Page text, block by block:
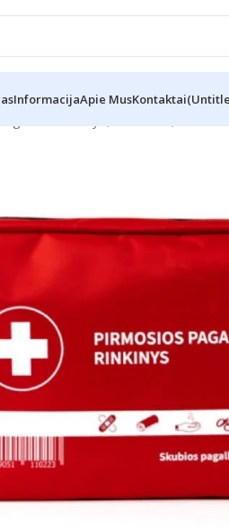
InformacijaApie MusKontaktai